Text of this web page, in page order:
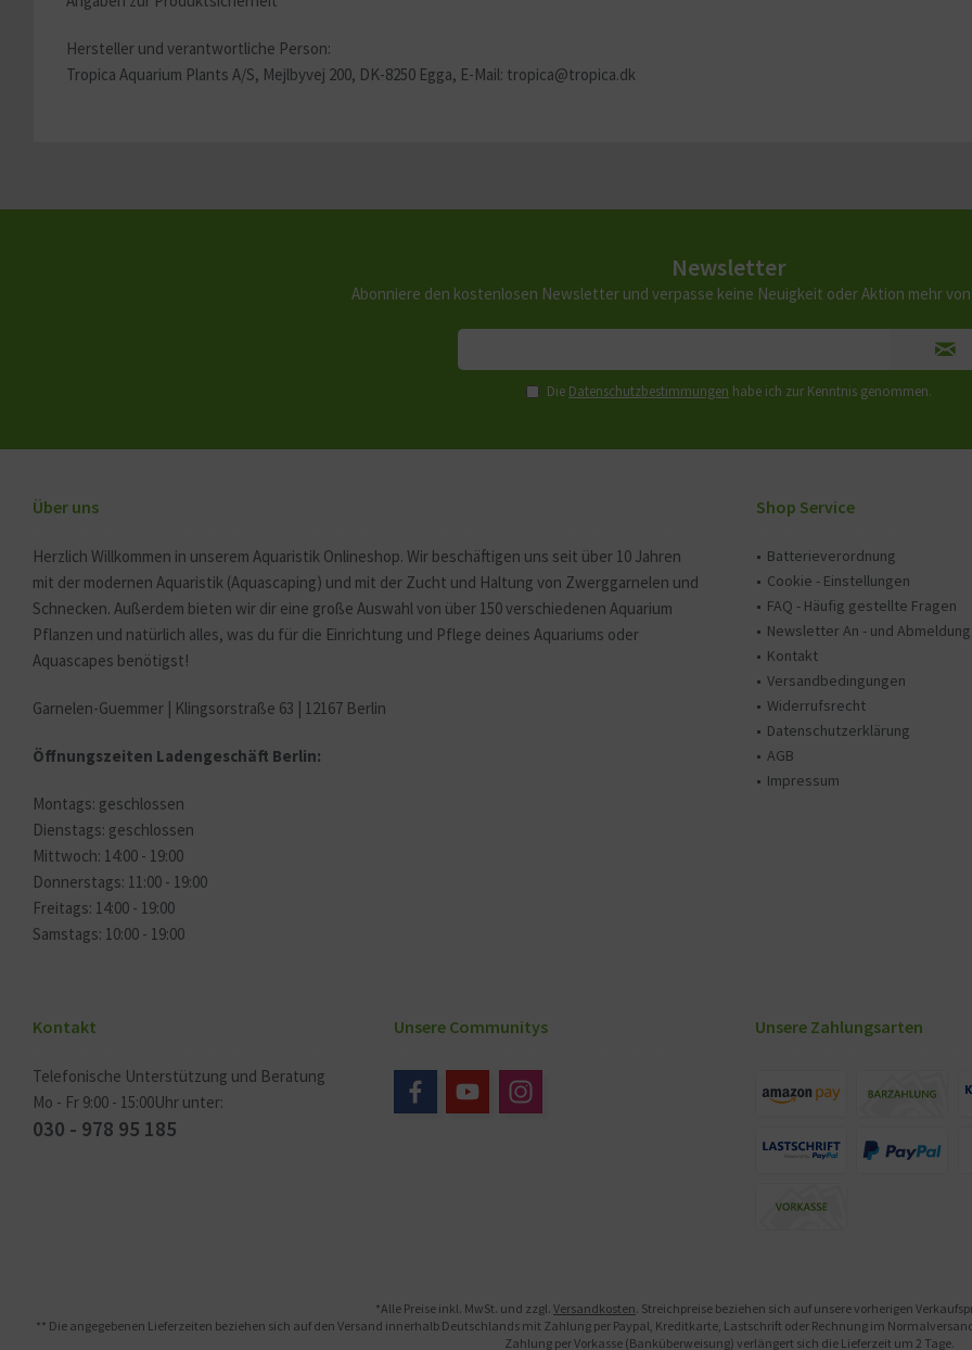
Hersteller und verantwortliche Person:
Tropica Aquarium Plants A/S, Mejlbyvej 200, DK-8250 Egga, E-Mail: tropica@tropica.dk
Newsletter
Abonniere den kostenlosen Newsletter und verpasse keine Neuigkeit oder Aktion mehr von
Die Datenschutzbestimmungen habe ich zur Kenntnis genommen.
Über uns
Herzlich Willkommen in unserem Aquaristik Onlineshop. Wir beschäftigen uns seit über 10 Jahren
mit der modernen Aquaristik (Aquascaping) und mit der Zucht und Haltung von Zwerggarnelen und
Schnecken. Außerdem bieten wir dir eine große Auswahl von über 150 verschiedenen Aquarium
Pflanzen und natürlich alles, was du für die Einrichtung und Pflege deines Aquariums oder
Aquascapes benötigst!
Garnelen-Guemmer | Klingsorstraße 63 | 12167 Berlin
Öffnungszeiten Ladengeschäft Berlin:
Montags: geschlossen
Dienstags: geschlossen
Mittwoch: 14:00 - 19:00
Donnerstags: 11:00 - 19:00
Freitags: 14:00 - 19:00
Samstags: 10:00 - 19:00
Shop Service
Batterieverordnung
Cookie - Einstellungen
FAQ - Häufig gestellte Fragen
Newsletter An - und Abmeldung
Kontakt
Versandbedingungen
Widerrufsrecht
Datenschutzerklärung
AGB
Impressum
Kontakt
Telefonische Unterstützung und Beratung
Mo - Fr 9:00 - 15:00Uhr unter:
030 - 978 95 185
Unsere Communitys Unsere Zahlungsarten
*Alle Preise inkl. MwSt. und zzgl. Versandkosten. Streichpreise beziehen sich auf unsere vorherigen
** Die angegebenen Lieferzeiten beziehen sich auf den Versand innerhalb Deutschlands mit Zahlung per Paypal, Kreditkarte, Lastschrift oder Rechnung im
Zahlung per Vorkasse (Banküberweisung) verlängert sich die Lieferzeit um 2 Tage.